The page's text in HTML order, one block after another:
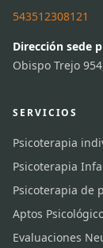
543512308121
Dirección sede
Obispo Trejo
SERVICIOS
Psicoterapia
Psicoterapia
Psicoterapia de
Aptos
Evaluaciones